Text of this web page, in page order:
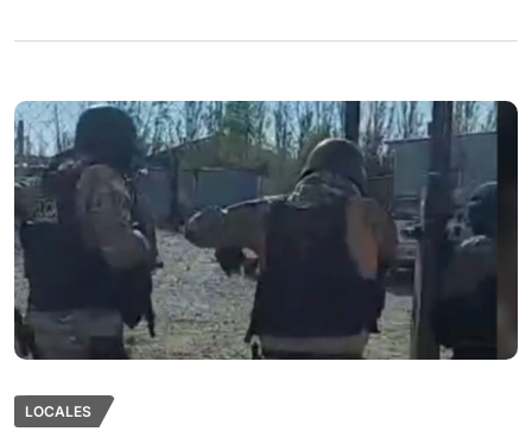
LOCALES